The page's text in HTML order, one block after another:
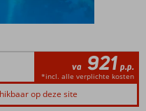
va 921 p.p.
*incl. alle verplichte kosten
op deze site